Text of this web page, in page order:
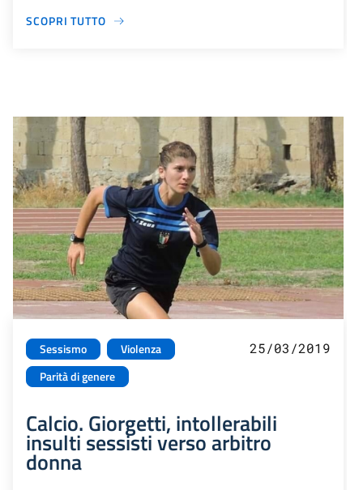
SCOPRI TUTTO
Sessismo
Violenza
Parità di genere
25/03/2019
Calcio. Giorgetti, intollerabili
insulti sessisti verso arbitro
donna